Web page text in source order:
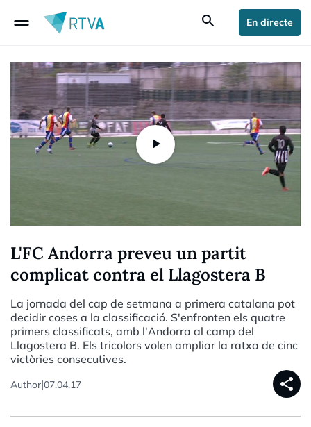
drag_handle search En directe
L'FC Andorra preveu un partit
complicat contra el Llagostera B
La jornada del cap de setmana a primera catalana pot
decidir coses a la classificació. S'enfronten els quatre
primers classificats, amb l'Andorra al camp del
Llagostera B. Els tricolors volen ampliar la ratxa de cinc
victòries consecutives.
Author|07.04.17 share